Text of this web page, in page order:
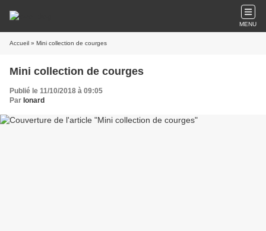
MENU
Accueil » Mini collection de courges
Mini collection de courges
Publié le 11/10/2018 à 09:05
Par Ionard